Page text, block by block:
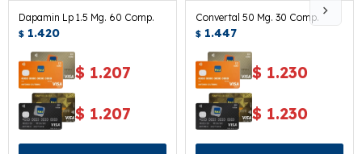
Dapamin Lp 1.5 Mg. 60 Comp.
$ 1.420
$ 1.207
$ 1.207
Convertal 50 Mg. 30 Comp.
$ 1.447
$ 1.230
$ 1.230